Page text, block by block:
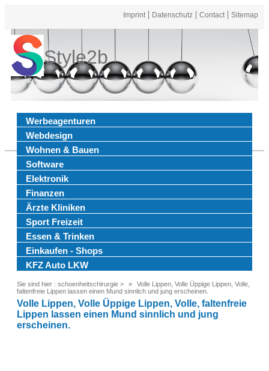
Imprint Datenschutz Contact Sitemap
Style2b
Werbeagenturen
Webdesign
Wohnen & Bauen
Software
Elektronik
Finanzen
Ärzte Kliniken
Sport Freizeit
Essen & Trinken
Einkaufen - Shops
KFZ Auto LKW
Sie sind hier : schoenheitschirurgie >
Volle Lippen, Volle Üppige Lippen, Volle,
faltenfreie Lippen lassen einen Mund sinnlich und jung erscheinen.
Volle Lippen, Volle Üppige Lippen, Volle, faltenfreie
Lippen lassen einen Mund sinnlich und jung
erscheinen.